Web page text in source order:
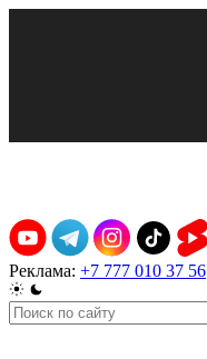
Реклама: +7 777 010 37 56